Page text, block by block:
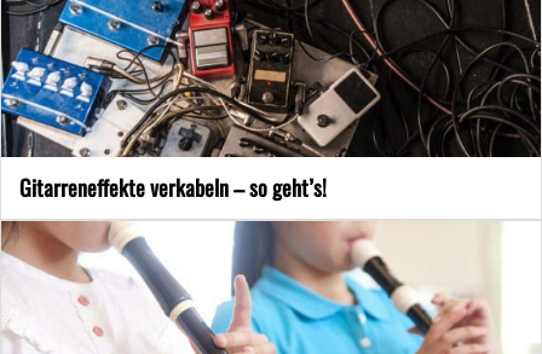
Gitarreneffekte verkabeln – so geht’s!